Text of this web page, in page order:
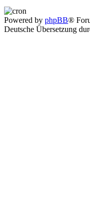
Powered by phpBB®
Deutsche Übersetzung